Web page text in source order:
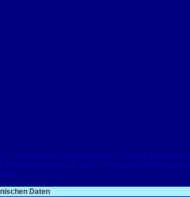
, Dreifach- und Vierfachblöcke von Holt Allen
sowohl horizontal als auch vertikal zum
Daten